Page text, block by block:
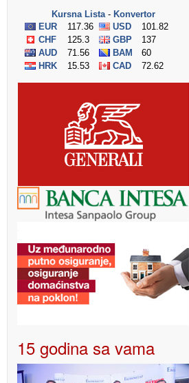
15 godina sa vama